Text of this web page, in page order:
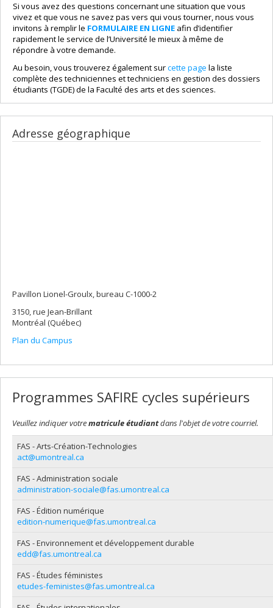
Si vous avez des questions concernant une situation que vous
vivez et que vous ne savez pas vers qui vous tourner, nous vous
invitons à remplir le FORMULAIRE EN LIGNE afin d’identifier
rapidement le service de l’Université le mieux à même de
répondre à votre demande.
Au besoin, vous trouverez également surcette page la liste
complète des techniciennes et techniciens en gestion des dossiers
étudiants (TGDE) de la Faculté des arts et des sciences.
Adresse géographique
Pavillon Lionel-Groulx, bureau C-1000-2
3150, rue Jean-Brillant
Montréal (Québec)
Plan du Campus
Programmes SAFIRE cycles supérieurs
Veuillez indiquer votrematricule étudiantdans l'objet de votre courriel.
FAS - Arts-Création-Technologies
act@umontreal.ca
FAS - Administration sociale
administration-sociale@fas.umontreal.ca
FAS - Édition numérique
edition-numerique@fas.umontreal.ca
FAS - Environnement et développement durable
edd@fas.umontreal.ca
FAS - Études féministes
etudes-feministes@fas.umontreal.ca